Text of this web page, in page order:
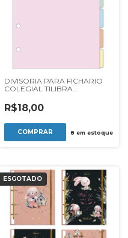
DIVISORIA PARA FICHARIO
COLEGIAL TILIBRA
R$18,00
8 em estoque
ESGOTADO